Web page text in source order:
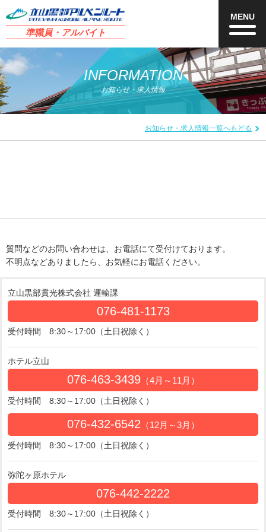
準職員・アルバイト
MENU
INFORMATION
お知らせ・求人情報
お知らせ・求人情報一覧へもどる
質問などのお問い合わせは、お電話にて受付けております。
不明点などありましたら、お気軽にお電話ください。
立山黒部貫光株式会社 運輸課
076-481-1173
受付時間 8:30～17:00（土日祝除く）
ホテル立山
076-463-3439（4月～11月）
受付時間 8:30～17:00（土日祝除く）
076-432-6542 （12月～3月）
受付時間 8:30～17:00（土日祝除く）
弥陀ヶ原ホテル
076-442-2222
受付時間 8:30～17:00（土日祝除く）